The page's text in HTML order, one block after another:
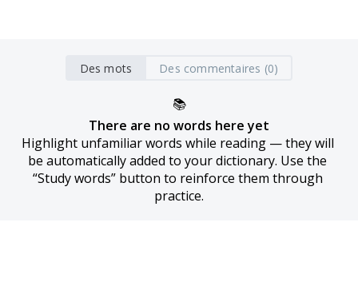
Des mots Des commentaires (0)
📚
There are no words here yet
Highlight unfamiliar words while reading — they will
be automatically added to your dictionary. Use the
“Study words” button to reinforce them through
practice.